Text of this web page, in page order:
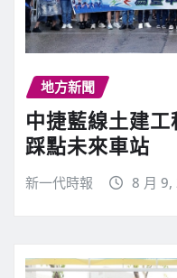
地方新聞
中捷藍線土建
踩點未來車站
新一代時報 8 月 9,